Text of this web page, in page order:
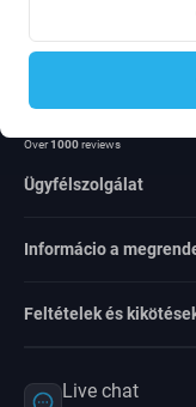
Over1000reviews
Ügyfélszolgálat
Informácio a
Feltételek és
Live chat